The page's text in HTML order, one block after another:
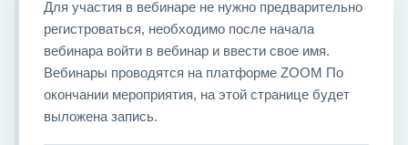
Для участия в вебинаре не нужно предварительно
регистроваться, необходимо после начала
вебинара войти в вебинар и ввести свое имя.
Вебинары проводятся на платформе ZOOM По
окончании мероприятия, на этой странице будет
выложена запись.